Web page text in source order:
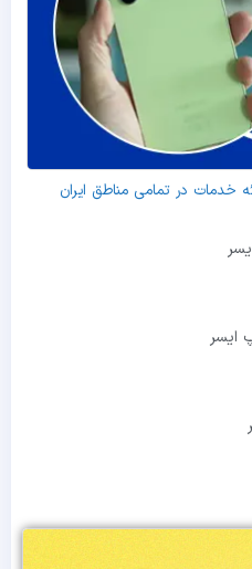
خدمات در تمامی مناطق ایران
ایسر